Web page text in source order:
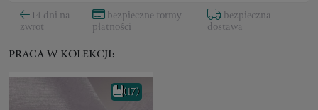
14 dni na
zwrot
bezpieczne formy
płatności
bezpieczna
dostawa
PRACA W KOLEKCJI:
(17)